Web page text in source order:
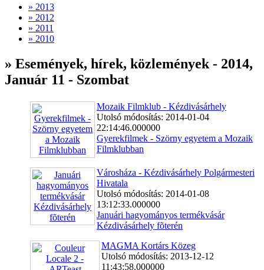
» 2013
» 2012
» 2011
» 2010
» Események, hírek, közlemények - 2014,
Január 11 - Szombat
Mozaik Filmklub - Kézdivásárhely
Utolsó módosítás: 2014-01-04
22:14:46.000000
Gyerekfilmek - Szörny egyetem a Mozaik
Filmklubban
Városháza - Kézdivásárhely Polgármesteri
Hivatala
Utolsó módosítás: 2014-01-08
13:12:33.000000
Januári hagyományos termékvásár
Kézdivásárhely fõterén
MAGMA Kortárs Közeg
Utolsó módosítás: 2013-12-12
11:43:58.000000